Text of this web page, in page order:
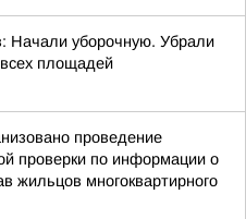
Начали уборочную. Убрали
площадей
проведение
проверки по информации о
жильцов многоквартирного